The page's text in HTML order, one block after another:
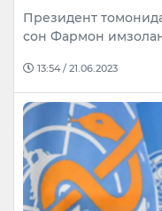
Президент
сон Фармон
13:54 / 21.06.2023